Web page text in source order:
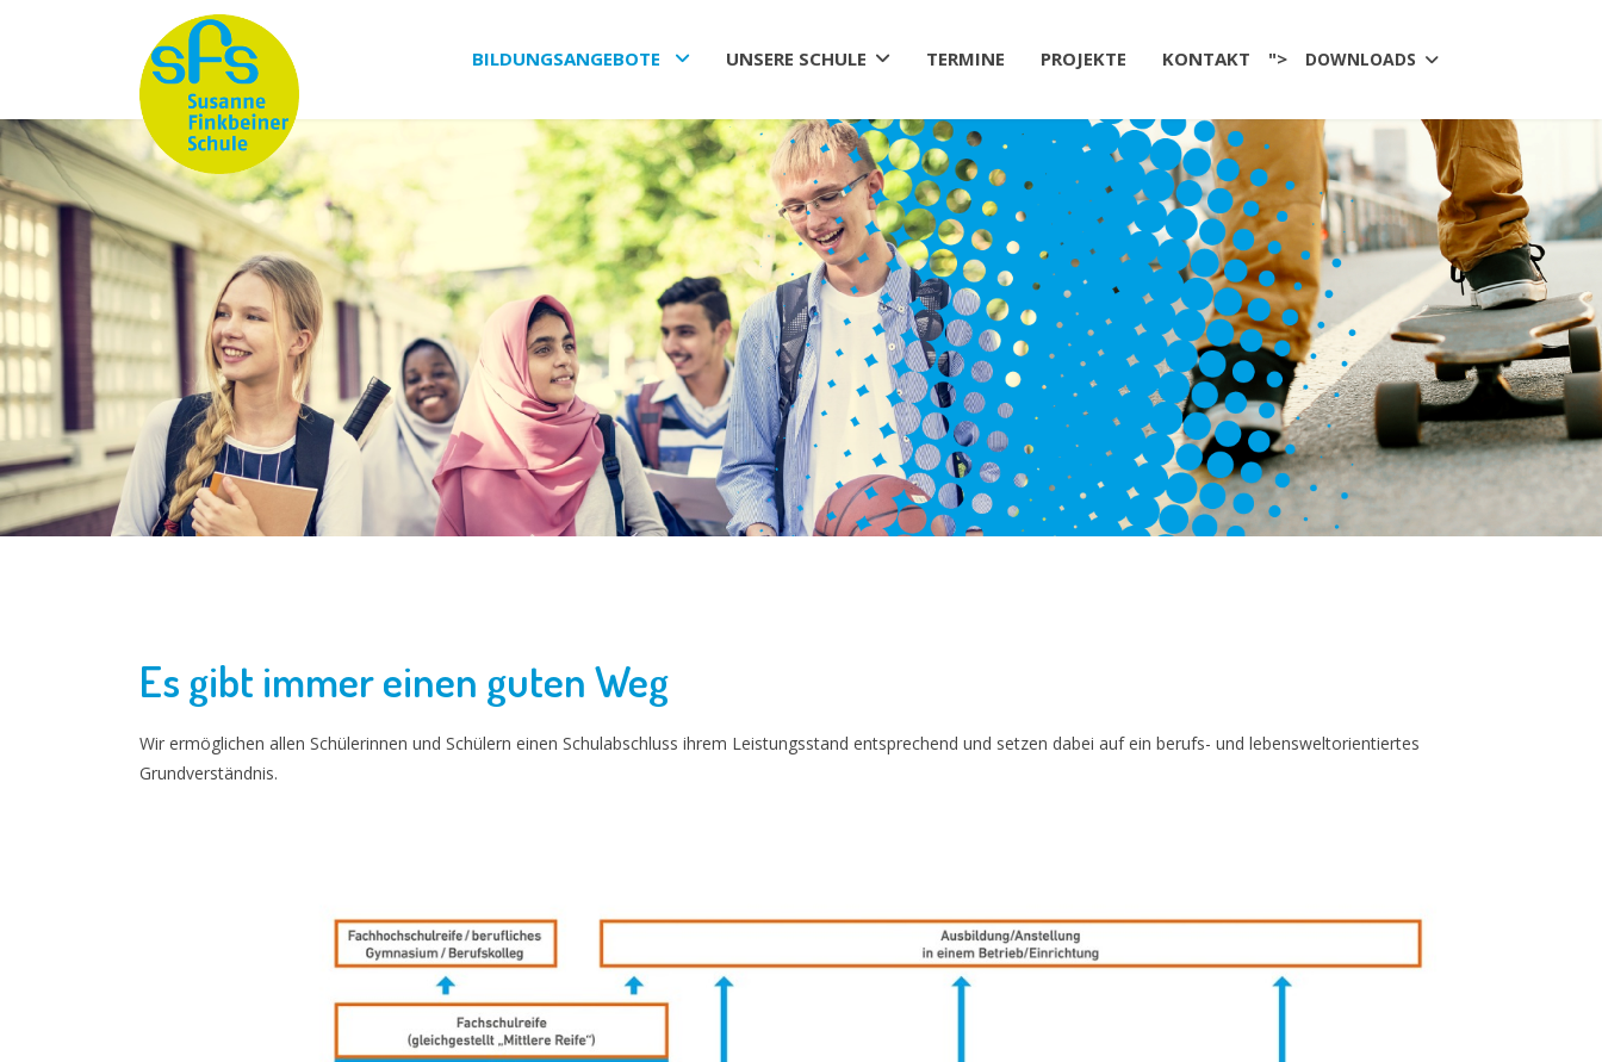
BILDUNGSANGEBOTE UNSERE SCHULE TERMINE PROJEKTE KONTAKT "> DOWNLOADS
Es gibt immer einen guten Weg
Wir ermöglichen allen Schülerinnen und Schülern einen Schulabschluss ihrem Leistungsstand entsprechend und setzen dabei auf ein berufs- und lebensweltorientiertes
Grundverständnis.